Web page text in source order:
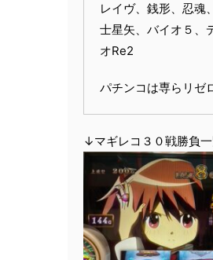
レイヴ、銭形、忍魂
士星矢、バイオ５、
オRe2
パチンコは専らリゼ
↓マギレコ３０戦勝負